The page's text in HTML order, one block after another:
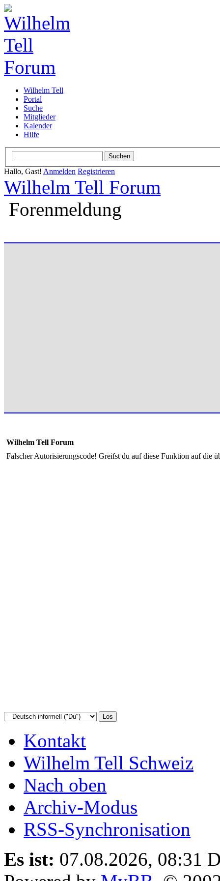
Wilhelm Tell
Portal
Suche
Mitglieder
Kalender
Hilfe
Hallo, Gast! Anmelden Registrieren
Wilhelm Tell Forum
Forenmeldung
Wilhelm Tell Forum
Falscher Autorisierungscode! Greifst du auf diese Funktion auf die
Kontakt
Wilhelm Tell Schweiz
Nach oben
Archiv-Modus
RSS-Synchronisation
Es ist: 07.08.2026, 08:31